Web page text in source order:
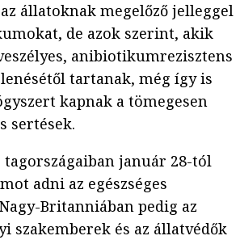
állatoknak megelőző jelleggel
de azok szerint, akik
anibiotikumrezisztens
tartanak, még így is
kapnak a tömegesen
sertések.
tagországaiban január 28-tól
adni az egészséges
Britanniában pedig az
szakemberek és az állatvédők